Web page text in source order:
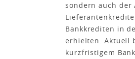
sondern auch der
Bankkrediten in
erhielten. Aktuell
kurzfristigem